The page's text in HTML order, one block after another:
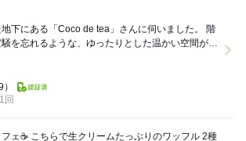
下にある「Coco de tea」さんに伺いました。 階
を忘れるような、ゆったりとした温かい空間が広
）
1回
のワッフル 2種